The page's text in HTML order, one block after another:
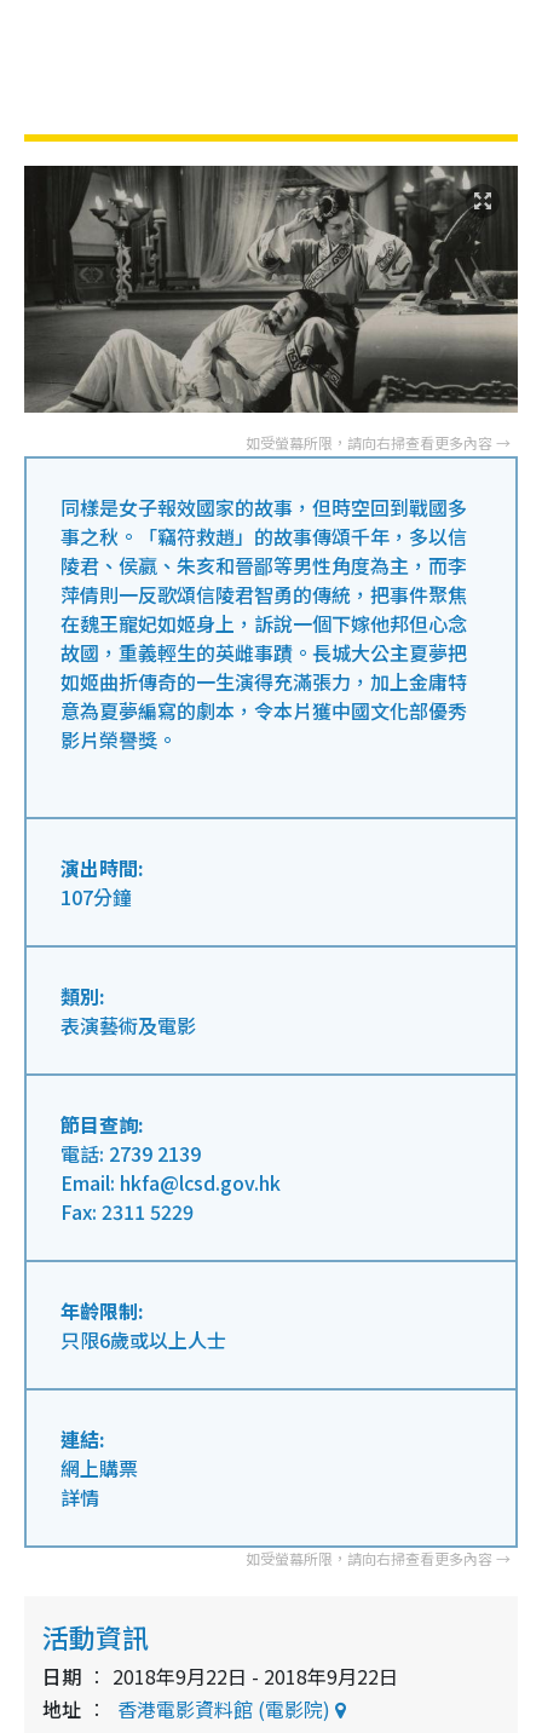
同樣是女子報效國家的故事，但時空回到戰國多
事之秋。「竊符救趙」的故事傳頌千年，多以信
陵君、侯嬴、朱亥和晉鄙等男性角度為主，而李
萍倩則一反歌頌信陵君智勇的傳統，把事件聚焦
在魏王寵妃如姬身上，訴說一個下嫁他邦但心念
故國，重義輕生的英雌事蹟。長城大公主夏夢把
如姬曲折傳奇的一生演得充滿張力，加上金庸特
意為夏夢編寫的劇本，令本片獲中國文化部優秀
影片榮譽獎。
演出時間:
107分鐘
類別:
表演藝術及電影
節目查詢:
電話: 2739 2139
Email: hkfa@lcsd.gov.hk
Fax: 2311 5229
年齡限制:
只限6歲或以上人士
連結:
網上購票
詳情
活動資訊
日期
2018年9月22日 - 2018年9月22日
地址
香港電影資料館 (電影院)